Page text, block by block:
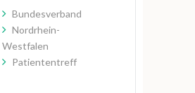
Bundesverband
Nordrhein-
Westfalen
Patiententreff